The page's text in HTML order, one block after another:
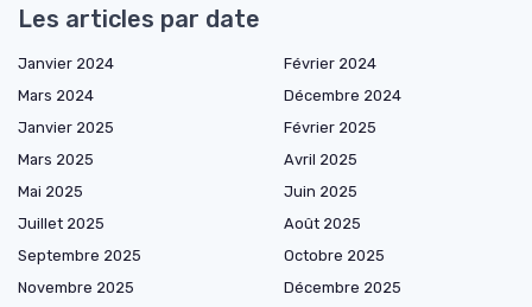
Les articles par date
Janvier 2024
Février 2024
Mars 2024
Décembre 2024
Janvier 2025
Février 2025
Mars 2025
Avril 2025
Mai 2025
Juin 2025
Juillet 2025
Août 2025
Septembre 2025
Octobre 2025
Novembre 2025
Décembre 2025